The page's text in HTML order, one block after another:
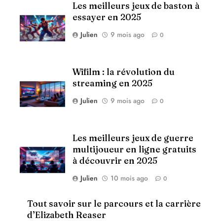
Les meilleurs jeux de baston à
essayer en 2025
Julien 9 mois ago 0
Wifilm : la révolution du
streaming en 2025
Julien 9 mois ago 0
Les meilleurs jeux de guerre
multijoueur en ligne gratuits
à découvrir en 2025
Julien 10 mois ago 0
Tout savoir sur le parcours et la carrière
d’Elizabeth Reaser